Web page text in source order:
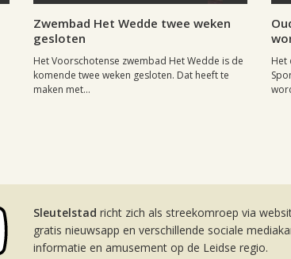
Zwembad Het Wedde twee weken
gesloten
Het Voorschotense zwembad Het Wedde is de
komende twee weken gesloten. Dat heeft te
maken met...
Het
Sleutelstad richt zich als streekomroep via
gratis nieuwsapp en verschillende sociale
informatie en amusement op de Leidse regio.